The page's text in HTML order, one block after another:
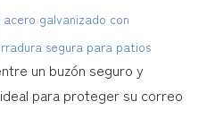
galvanizado con
segura para patios
un buzón seguro y
para proteger su correo